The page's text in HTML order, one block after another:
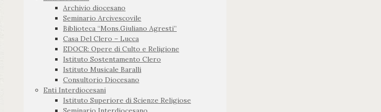
Archivio diocesano
Seminario Arcivescovile
Biblioteca “Mons.Giuliano Agresti”
Casa Del Clero – Lucca
EDOCR: Opere di Culto e Religione
Istituto Sostentamento Clero
Istituto Musicale Baralli
Consultorio Diocesano
Enti Interdiocesani
Istituto Superiore di Scienze Religiose